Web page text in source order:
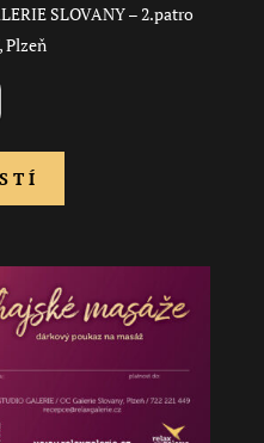
SLOVANY – 2.patro
Plzeň
Tento
má
variant.
Možnosti
lze
vybrat
na